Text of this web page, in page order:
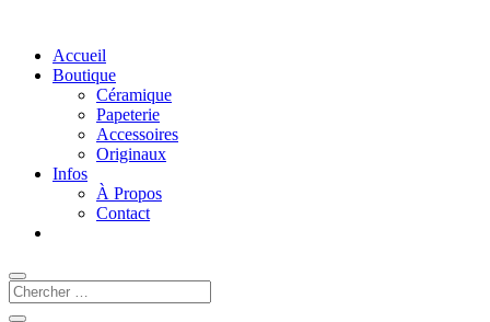
Accueil
Boutique
Céramique
Papeterie
Accessoires
Originaux
Infos
À Propos
Contact